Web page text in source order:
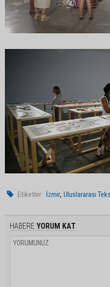
Etiketler : İzmir,Uluslararası
HABERE YORUM KAT